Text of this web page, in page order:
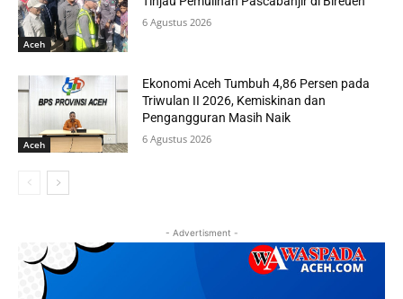
Aceh
6 Agustus 2026
Aceh
Ekonomi Aceh Tumbuh 4,86 Persen pada
Triwulan II 2026, Kemiskinan dan
Pengangguran Masih Naik
6 Agustus 2026
- Advertisment -